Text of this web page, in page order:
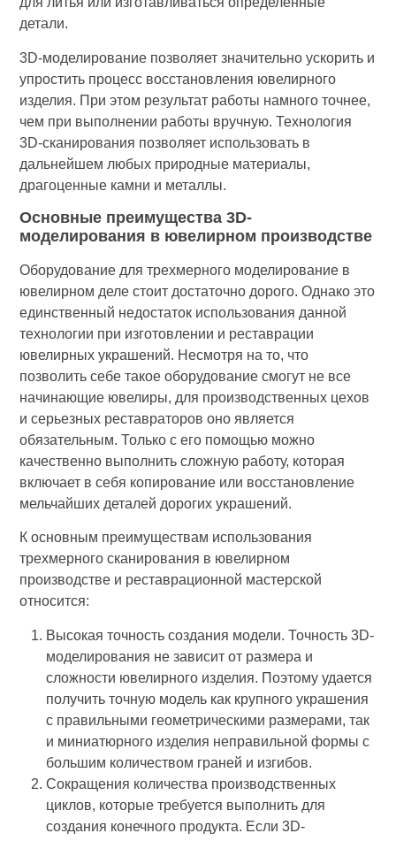
детали.
3D-моделирование позволяет значительно ускорить и
упростить процесс восстановления ювелирного
изделия. При этом результат работы намного точнее,
чем при выполнении работы вручную. Технология
3D-сканирования позволяет использовать в
дальнейшем любых природные материалы,
драгоценные камни и металлы.
Основные преимущества 3D-
моделирования в ювелирном производстве
Оборудование для трехмерного моделирование в
ювелирном деле стоит достаточно дорого. Однако это
единственный недостаток использования данной
технологии при изготовлении и реставрации
ювелирных украшений. Несмотря на то, что
позволить себе такое оборудование смогут не все
начинающие ювелиры, для производственных цехов
и серьезных реставраторов оно является
обязательным. Только с его помощью можно
качественно выполнить сложную работу, которая
включает в себя копирование или восстановление
мельчайших деталей дорогих украшений.
К основным преимуществам использования
трехмерного сканирования в ювелирном
производстве и реставрационной мастерской
относится:
Высокая точность создания модели. Точность 3D-
моделирования не зависит от размера и
сложности ювелирного изделия. Поэтому удается
получить точную модель как крупного украшения
с правильными геометрическими размерами, так
и миниатюрного изделия неправильной формы с
большим количеством граней и изгибов.
Сокращения количества производственных
циклов, которые требуется выполнить для
создания конечного продукта. Если 3D-